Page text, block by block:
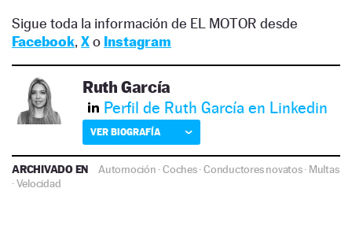
Sigue toda la información de EL MOTOR desde
Facebook, Xo Instagram
Ruth García
Perfil de Ruth García en Linkedin
VER BIOGRAFÍA
ARCHIVADO EN Automoción ·Coches·Conductores novatos· Multas
·Velocidad